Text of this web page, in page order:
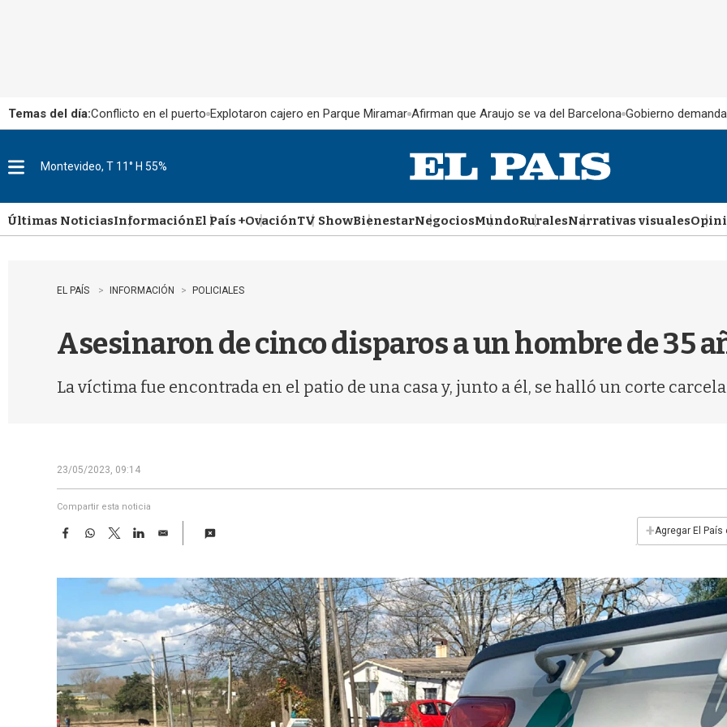
Temas del día:Conflicto en el puerto Explotaron cajero en Parque Miramar Afirman que Araujo se va del Barcelona Gobierno
u
Montevideo, T 11° H 55%
Últimas NoticiasInformaciónEl País +OvaciónTV ShowBienestarNegociosMundoRuralesNarrativas visuales
EL PAÍS INFORMACIÓN POLICIALES
Asesinaron de cinco disparos a un hombre de 35
La víctima fue encontrada en el patio de una casa y, junto a él, se halló un corte
23/05/2023, 09:14
Compartir esta noticia
F
e
o
k
W
t
p
p
T
w
t
t
e
r
L
k
e
d
I
n
E
i
l
+Agregar El País